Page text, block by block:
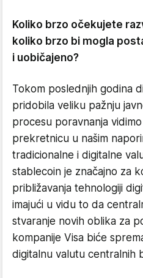
Koliko brzo očekujete
koliko brzo bi mogla
i uobičajeno?
Tokom poslednjih godina
pridobila veliku pažnju
procesu poravnanja
prekretnicu u našim
tradicionalne i digitalne
stablecoin je značajno za
približavanja tehnologiji
imajući u vidu to da
stvaranje novih oblika za
kompanije Visa biće
digitalnu valutu centralnih